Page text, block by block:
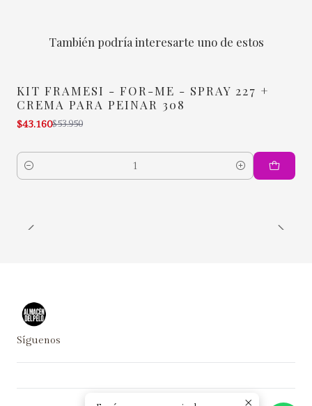
También podría interesarte uno de estos
-20% OFF
KIT FRAMESI - FOR-ME - SPRAY 227 +
CREMA PARA PEINAR 308
$43.160$53.950
Cantidad
Síguenos